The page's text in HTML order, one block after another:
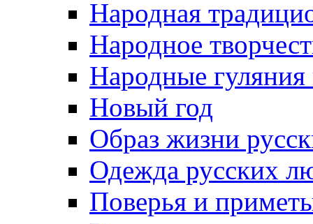
Народная
Народное
Народные
Новый год
Образ жизни
Одежда русских
Поверья и